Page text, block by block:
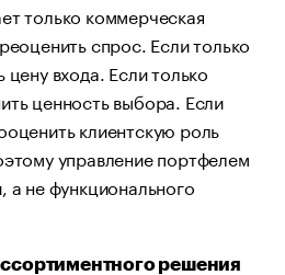
только коммерческая
спрос. Если только
входа. Если только
ценность выбора. Если
клиентскую роль
управление портфелем
не функционального
решения